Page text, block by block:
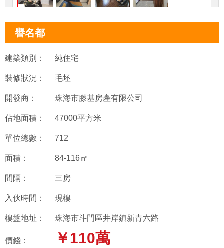
譽名都
建築類別： 純住宅
裝修狀況： 毛坯
開發商： 珠海市滕基房產有限公司
佔地面積： 47000平方米
單位總數： 712
面積： 84-116㎡
間隔： 三房
入伙時間： 現樓
樓盤地址： 珠海市斗門區井岸鎮新青六路
價錢： ￥110萬